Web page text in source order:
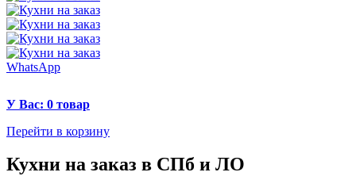
WhatsApp
У Вас: 0 товар
Перейти в корзину
Кухни на заказ в СПб и ЛО